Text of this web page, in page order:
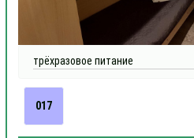
трёхразовое питание
017